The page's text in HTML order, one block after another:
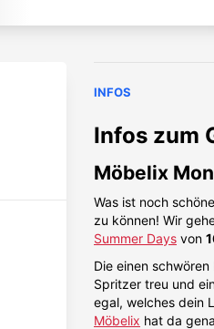
INFOS
Infos zum
Möbelix
Was ist noch
zu können! Wir
Summer Days von
Die einen
Spritzer treu und
egal, welches dein
Möbelix hat da